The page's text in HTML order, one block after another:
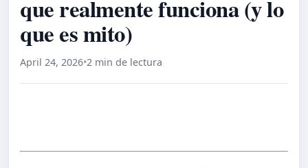
que realmente funciona (y lo
que es mito)
April 24, 2026•2 min de lectura